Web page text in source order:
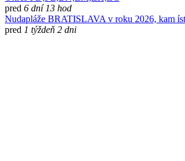
pred 6 dní 13 hod
Nudapláže BRATISLAVA v roku 2026, kam
pred 1 týždeň 2 dni